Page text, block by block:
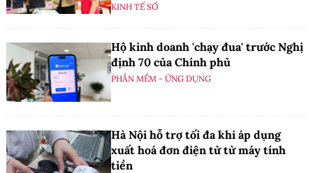
KINH TẾ SỐ
Hộ kinh doanh 'chạy đua' trước Nghị
định 70 của Chính phủ
PHẦN MỀM - ỨNG DỤNG
Hà Nội hỗ trợ tối đa khi áp dụng
xuất hoá đơn điện tử từ máy tính
tiền